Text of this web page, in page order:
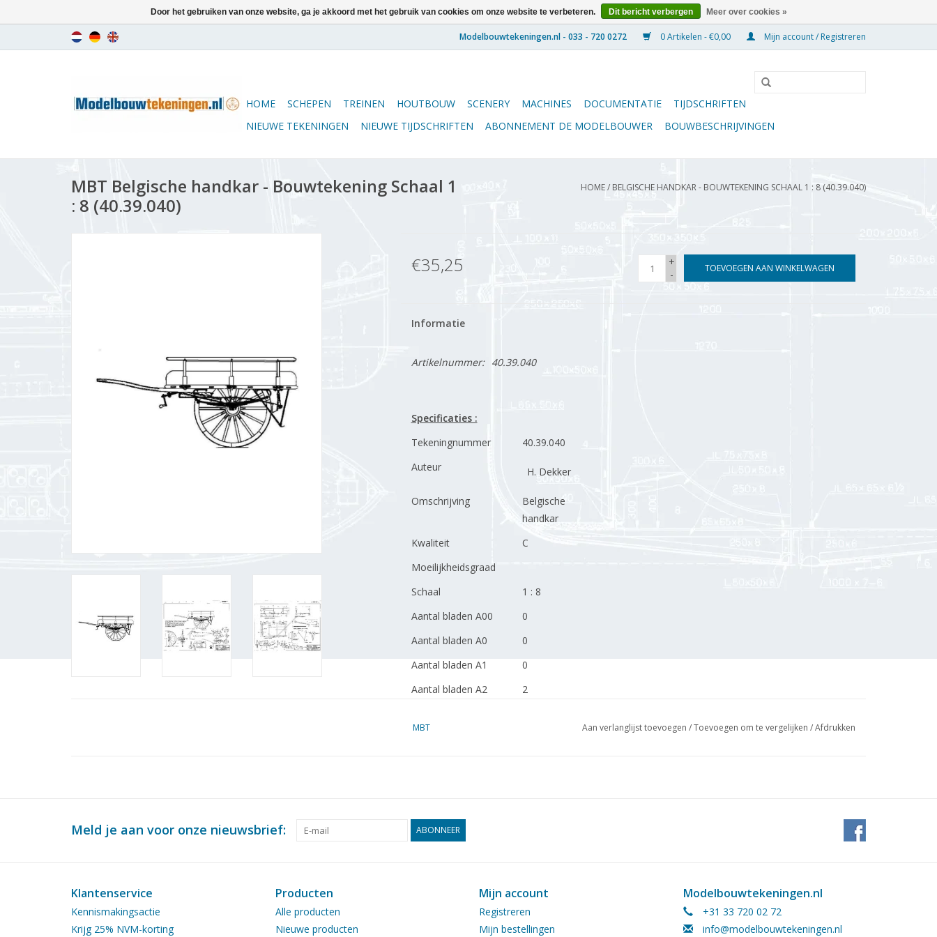
0 Artikelen - €0,00 Mijn account / Registreren
HOME SCHEPEN TREINEN HOUTBOUW SCENERY MACHINES DOCUMENTATIE
TIJDSCHRIFTEN
NIEUWE TEKENINGEN
NIEUWE TIJDSCHRIFTEN ABONNEMENT DE MODELBOUWER BOUWBESCHRIJVINGEN
MBT Belgische handkar - Bouwtekening Schaal 1
: 8 (40.39.040)
HOME/ BELGISCHE HANDKAR - BOUWTEKENING SCHAAL 1 : 8 (40.39.040)
€35,25
+
-
TOEVOEGEN AAN WINKELWAGEN
Informatie
Artikelnummer: 40.39.040
Specificaties :
Tekeningnummer
40.39.040
Auteur
H. Dekker
Omschrijving
Belgische
handkar
Kwaliteit
C
Moeilijkheidsgraad
Schaal
1 : 8
Aantal bladen A00
0
Aantal bladen A0
0
Aantal bladen A1
0
Aantal bladen A2
2
Gewicht in gram
MBT Aan verlanglijst toevoegen /Toevoegen om te vergelijken /Afdrukken
Meld je aan voor onze nieuwsbrief: ABONNEER
Klantenservice
Kennismakingsactie
Krijg 25% NVM-korting
Producten
Alle producten
Nieuwe producten
Mijn account
Registreren
Mijn bestellingen
Modelbouwtekeningen.nl
+31 33 720 02 72
info@modelbouwtekeningen.nl
Door het gebruiken van onze website, ga je akkoord met het gebruik van cookies om onze website te verbeteren. Dit bericht verbergen Meer over cookies »